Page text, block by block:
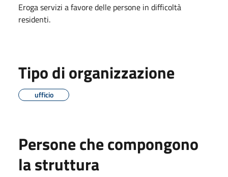
Eroga servizi a favore delle persone in difficoltà
residenti.
Tipo di organizzazione
ufficio
Persone che compongono
la struttura